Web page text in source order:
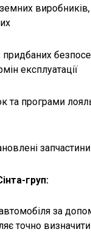
придбаних
експлуатації
та програми
запчастини
груп:
за
точно